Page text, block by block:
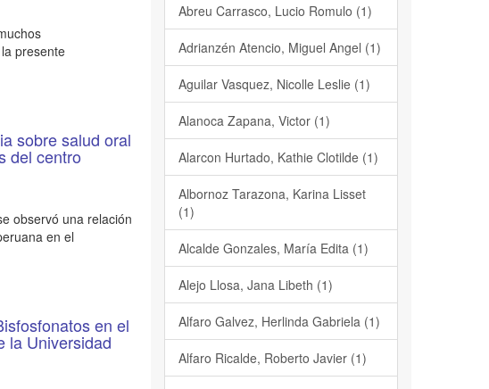
presente
sobre salud oral
del centro
observó una relación
en el
en el
la Universidad
Abreu Carrasco, Lucio Romulo (1)
Adrianzén Atencio, Miguel Angel (1)
Aguilar Vasquez, Nicolle Leslie (1)
Alanoca Zapana, Victor (1)
Alarcon Hurtado, Kathie Clotilde (1)
Albornoz Tarazona, Karina Lisset
(1)
Alcalde Gonzales, María Edita (1)
Alejo Llosa, Jana Libeth (1)
Alfaro Galvez, Herlinda Gabriela (1)
Alfaro Ricalde, Roberto Javier (1)